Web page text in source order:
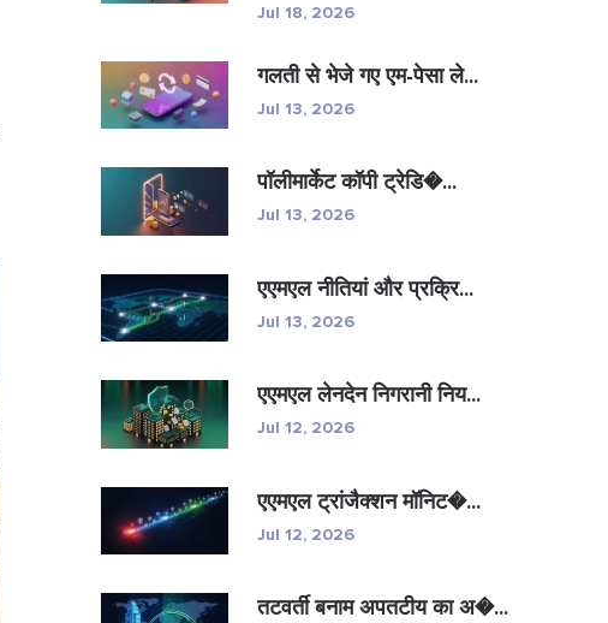
Jul 18, 2026
गलती से भेजे गए एम-पेसा ले...
Jul 13, 2026
पॉलीमार्केट कॉपी ट्रेडि�...
Jul 13, 2026
एएमएल नीतियां और प्रक्रि...
Jul 13, 2026
एएमएल लेनदेन निगरानी निय...
Jul 12, 2026
एएमएल ट्रांजैक्शन मॉनिट�...
Jul 12, 2026
तटवर्ती बनाम अपतटीय का अ�...